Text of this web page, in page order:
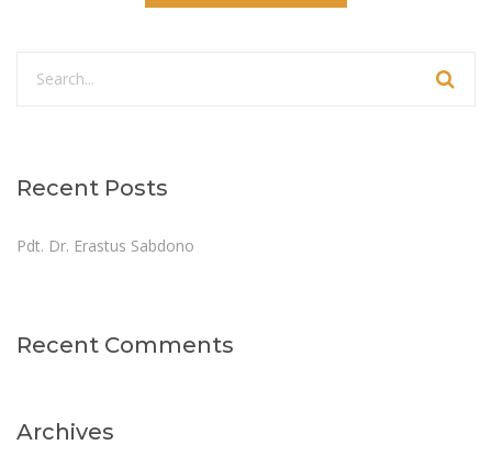
Recent Posts
Pdt. Dr. Erastus Sabdono
Recent Comments
Archives